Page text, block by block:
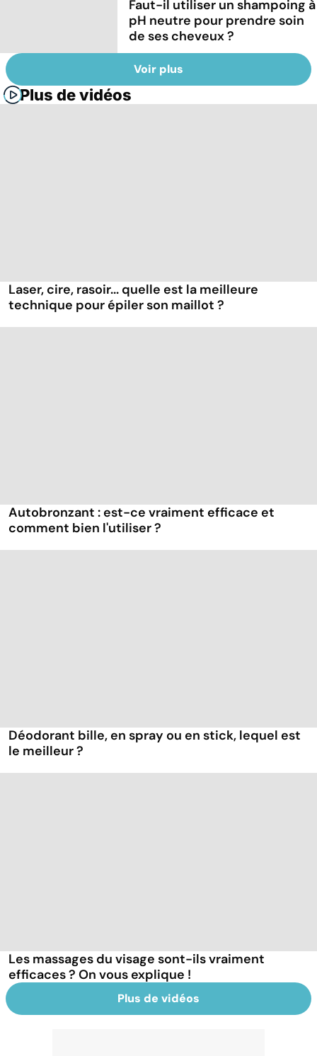
Faut-il utiliser un shampoing à
pH neutre pour prendre soin
de ses cheveux ?
Voir plus
Plus de vidéos
Laser, cire, rasoir... quelle est la meilleure
technique pour épiler son maillot ?
Autobronzant : est-ce vraiment efficace et
comment bien l'utiliser ?
Déodorant bille, en spray ou en stick, lequel est
le meilleur ?
Les massages du visage sont-ils vraiment
efficaces ? On vous explique !
Plus de vidéos